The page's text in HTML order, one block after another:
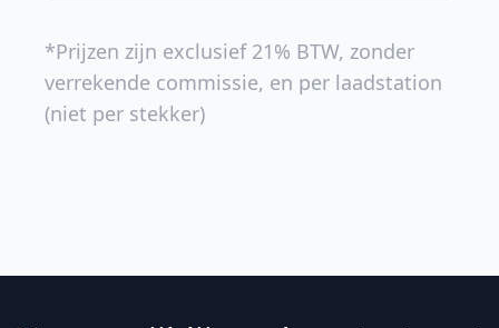
*Prijzen zijn exclusief 21% BTW, zonder
verrekende commissie, en per laadstation
(niet per stekker)